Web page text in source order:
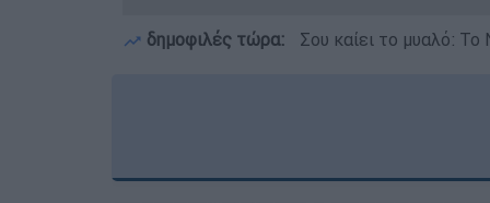
δημοφιλές τώρα: Σου καίει το μυαλό: